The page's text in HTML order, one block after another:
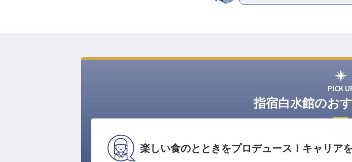
PICK
指宿白水館のお
楽しい食のとときをプロデュース！キャリア